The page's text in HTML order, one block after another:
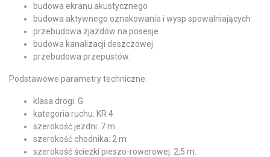
budowa ekranu akustycznego
budowa aktywnego oznakowania i wysp spowalniających
przebudowa zjazdów na posesje
budowa kanalizacji deszczowej
przebudowa przepustów.
Podstawowe parametry techniczne:
klasa drogi: G
kategoria ruchu: KR 4
szerokość jezdni: 7 m
szerokość chodnika: 2 m
szerokość ścieżki pieszo-rowerowej: 2,5 m.